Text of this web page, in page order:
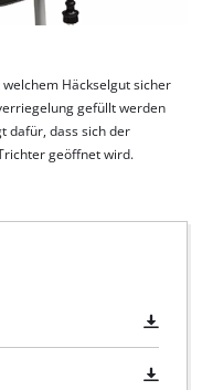
Häckselgut sicher
gefüllt werden
dafür, dass sich der
geöffnet wird.